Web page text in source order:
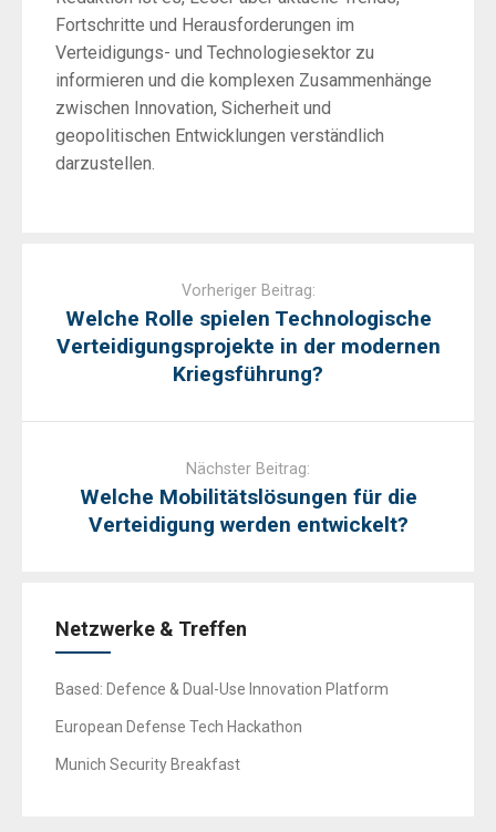
Fortschritte und Herausforderungen im
Verteidigungs- und Technologiesektor zu
informieren und die komplexen Zusammenhänge
zwischen Innovation, Sicherheit und
geopolitischen Entwicklungen verständlich
darzustellen.
Vorheriger Beitrag:
Welche Rolle spielen Technologische
Verteidigungsprojekte in der modernen
Kriegsführung?
Nächster Beitrag:
Welche Mobilitätslösungen für die
Verteidigung werden entwickelt?
Netzwerke & Treffen
Based: Defence & Dual-Use Innovation Platform
European Defense Tech Hackathon
Munich Security Breakfast